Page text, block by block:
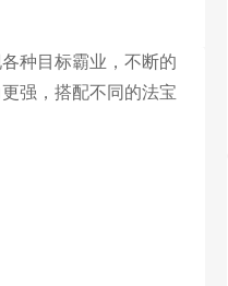
种目标霸业，不断的
强，搭配不同的法宝